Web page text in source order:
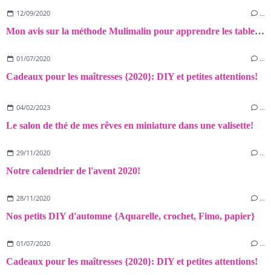
12/09/2020 …
Mon avis sur la méthode Mulimalin pour apprendre les tables de multiplication
01/07/2020 …
Cadeaux pour les maîtresses {2020}: DIY et petites attentions!
04/02/2023 …
Le salon de thé de mes rêves en miniature dans une valisette!
29/11/2020 …
Notre calendrier de l'avent 2020!
28/11/2020 …
Nos petits DIY d'automne {Aquarelle, crochet, Fimo, papier}
01/07/2020 …
Cadeaux pour les maîtresses {2020}: DIY et petites attentions!